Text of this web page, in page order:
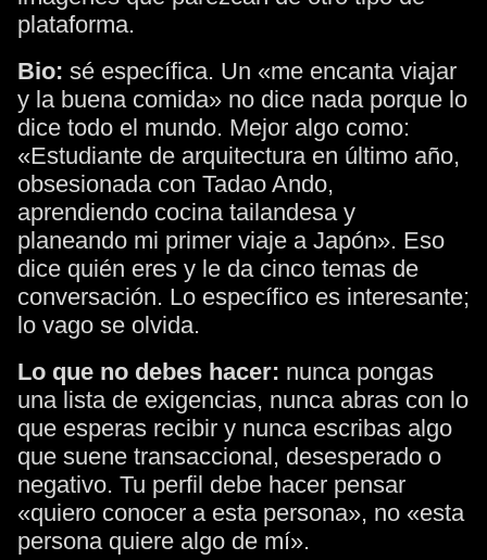
plataforma.
Bio: sé específica. Un «me encanta viajar
y la buena comida» no dice nada porque lo
dice todo el mundo. Mejor algo como:
«Estudiante de arquitectura en último año,
obsesionada con Tadao Ando,
aprendiendo cocina tailandesa y
planeando mi primer viaje a Japón». Eso
dice quién eres y le da cinco temas de
conversación. Lo específico es interesante;
lo vago se olvida.
Lo que no debes hacer: nunca pongas
una lista de exigencias, nunca abras con lo
que esperas recibir y nunca escribas algo
que suene transaccional, desesperado o
negativo. Tu perfil debe hacer pensar
«quiero conocer a esta persona», no «esta
persona quiere algo de mí».